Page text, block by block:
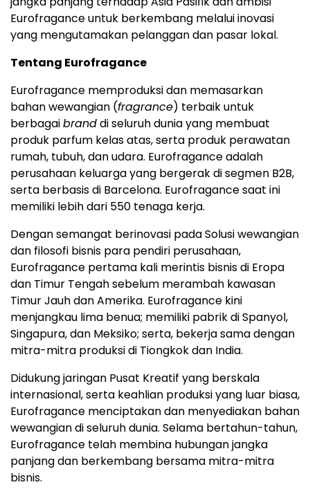
Eurofragance untuk berkembang melalui inovasi
yang mengutamakan pelanggan dan pasar lokal.
Tentang Eurofragance
Eurofragance memproduksi dan memasarkan
bahan wewangian (fragrance) terbaik untuk
berbagaibranddi seluruh dunia yang membuat
produk parfum kelas atas, serta produk perawatan
rumah, tubuh, dan udara. Eurofragance adalah
perusahaan keluarga yang bergerak di segmen B2B,
serta berbasis di Barcelona. Eurofragance saat ini
memiliki lebih dari 550 tenaga kerja.
Dengan semangat berinovasi pada Solusi wewangian
dan filosofi bisnis para pendiri perusahaan,
Eurofragance pertama kali merintis bisnis di Eropa
dan Timur Tengah sebelum merambah kawasan
Timur Jauh dan Amerika. Eurofragance kini
menjangkau lima benua; memiliki pabrik di Spanyol,
Singapura, dan Meksiko; serta, bekerja sama dengan
mitra-mitra produksi di Tiongkok dan India.
Didukung jaringan Pusat Kreatif yang berskala
internasional, serta keahlian produksi yang luar biasa,
Eurofragance menciptakan dan menyediakan bahan
wewangian di seluruh dunia. Selama bertahun-tahun,
Eurofragance telah membina hubungan jangka
panjang dan berkembang bersama mitra-mitra
bisnis.